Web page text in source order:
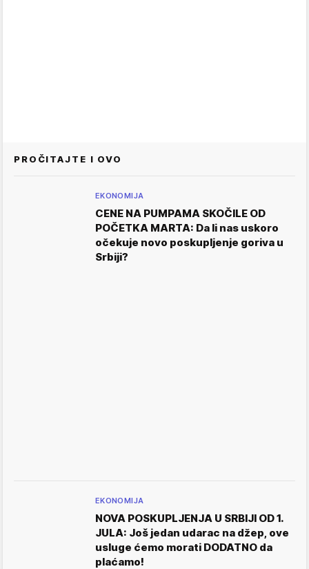
PROČITAJTE I OVO
EKONOMIJA
CENE NA PUMPAMA SKOČILE OD
POČETKA MARTA: Da li nas uskoro
očekuje novo poskupljenje goriva u
Srbiji?
EKONOMIJA
NOVA POSKUPLJENJA U SRBIJI OD 1.
JULA: Još jedan udarac na džep, ove
usluge ćemo morati DODATNO da
plaćamo!